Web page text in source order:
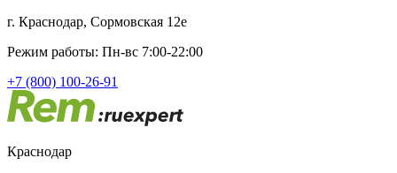
г. Краснодар, Сормовская 12е
Режим работы: Пн-вс 7:00-22:00
+7 (800) 100-26-91
Краснодар